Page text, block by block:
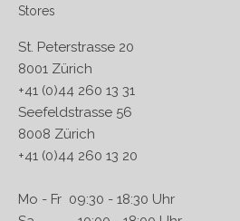
Stores
St. Peterstrasse 20
8001 Zürich
+41 (0)44 260 13 31
Seefeldstrasse 56
8008 Zürich
+41 (0)44 260 13 20
Mo - Fr 09:30 - 18:30 Uhr